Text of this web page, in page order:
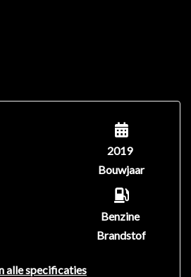
2019
Bouwjaar
Benzine
Brandstof
alle specificaties